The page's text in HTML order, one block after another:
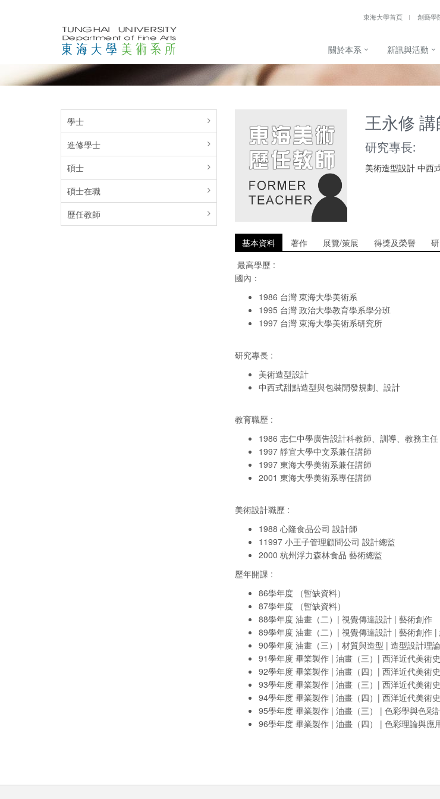
東海大學首頁 創藝學
關於本系 新訊與活動
學士
進修學士
碩士
碩士在職
歷任教師
王永修 講
研究專長:
美術造型設計 中西
基本資料 著作 展覽/策展 得獎及榮譽
最高學歷 :
國內：
1986 台灣 東海大學美術系
1995 台灣 政治大學教育學系學分班
1997 台灣 東海大學美術系研究所
研究專長 :
美術造型設計
中西式甜點造型與包裝開發規劃、設計
教育職歷 :
1986 志仁中學廣告設計科教師、訓導、教務主任
1997 靜宜大學中文系兼任講師
1997 東海大學美術系兼任講師
2001 東海大學美術系專任講師
美術設計職歷 :
1988 心隆食品公司 設計師
11997 小王子管理顧問公司 設計總監
2000 杭州浮力森林食品 藝術總監
歷年開課 :
86學年度 （暫缺資料）
87學年度 （暫缺資料）
88學年度 油畫（二）| 視覺傳達設計 | 藝術創作
89學年度 油畫（二）| 視覺傳達設計 | 藝術創作 |
90學年度 油畫（三）| 材質與造型 | 造型設計理
91學年度 畢業製作 | 油畫（三）| 西洋近代美術
92學年度 畢業製作 | 油畫（四）| 西洋近代美術
93學年度 畢業製作 | 油畫（三）| 西洋近代美術
94學年度 畢業製作 | 油畫（四）| 西洋近代美術
95學年度 畢業製作 | 油畫（三） | 色彩學與色彩
96學年度 畢業製作 | 油畫（四） | 色彩理論與應